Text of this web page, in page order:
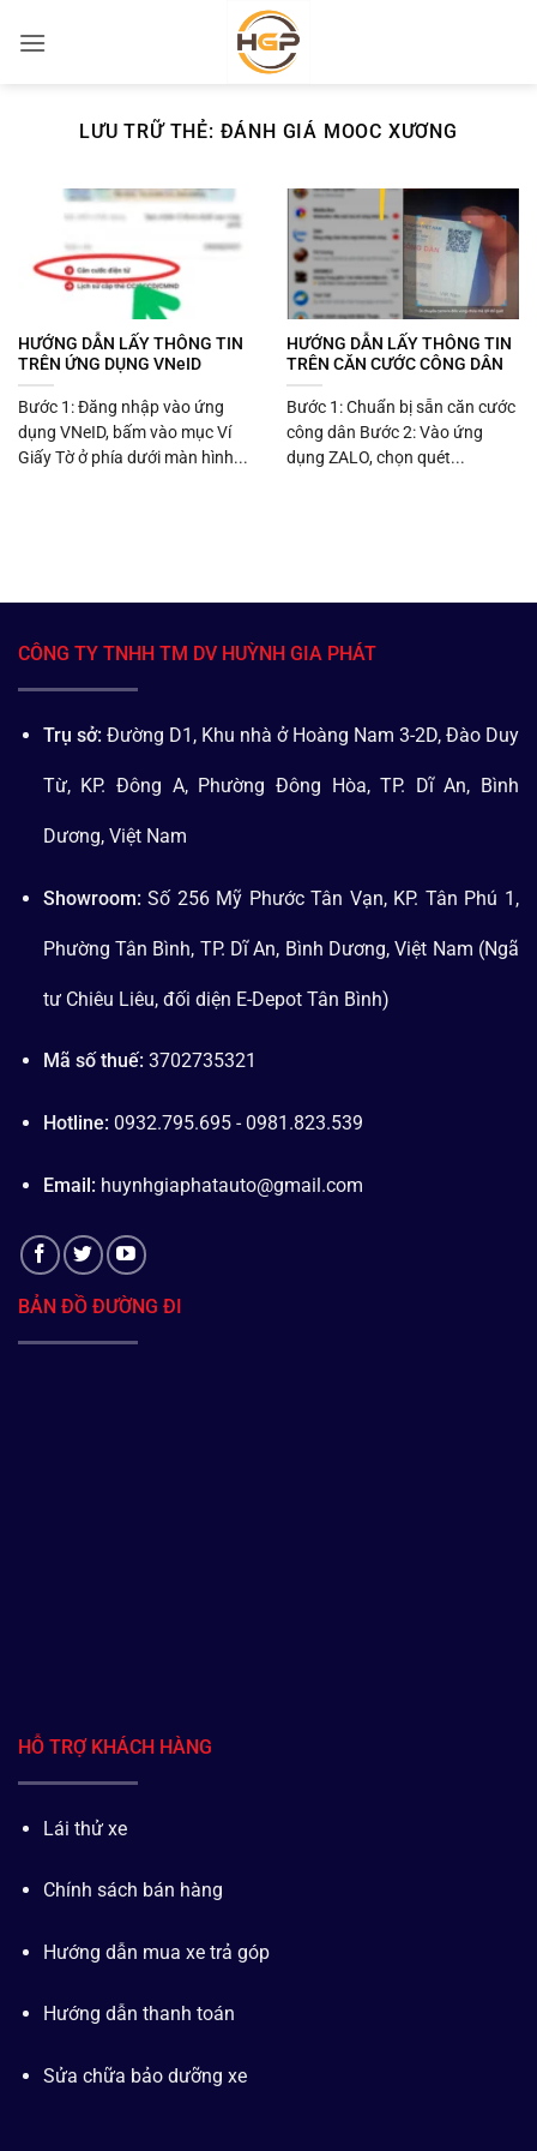
qua
LƯU TRỮ THẺ: ĐÁNH GIÁ MOOC XƯƠNG
HƯỚNG DẪN LẤY THÔNG TIN
TRÊN ỨNG DỤNG VNeID
Bước 1: Đăng nhập vào ứng
dụng VNeID, bấm vào mục Ví
Giấy Tờ ở phía dưới màn hình...
HƯỚNG DẪN LẤY THÔNG TIN
TRÊN CĂN CƯỚC CÔNG DÂN
Bước 1: Chuẩn bị sẵn căn cước
công dân Bước 2: Vào ứng
dụng ZALO, chọn quét...
CÔNG TY TNHH TM DV HUỲNH GIA PHÁT
Trụ sở: Đường D1, Khu nhà ở Hoàng Nam 3-2D, Đào Duy
Từ, KP. Đông A, Phường Đông Hòa, TP. Dĩ An, Bình
Dương, Việt Nam
Showroom: Số 256 Mỹ Phước Tân Vạn, KP. Tân Phú 1,
Phường Tân Bình, TP. Dĩ An, Bình Dương, Việt Nam (Ngã
tư Chiêu Liêu, đối diện E-Depot Tân Bình)
Mã số thuế: 3702735321
Hotline: 0932.795.695 - 0981.823.539
Email: huynhgiaphatauto@gmail.com
BẢN ĐỒ ĐƯỜNG ĐI
HỖ TRỢ KHÁCH HÀNG
Lái thử xe
Chính sách bán hàng
Hướng dẫn mua xe trả góp
Hướng dẫn thanh toán
Sửa chữa bảo dưỡng xe